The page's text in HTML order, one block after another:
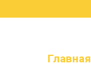
Главная